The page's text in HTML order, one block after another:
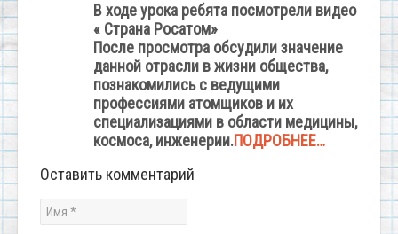
В ходе урока ребята посмотрели видео
« Страна Росатом»
После просмотра обсудили значение
данной отрасли в жизни общества,
познакомились с ведущими
профессиями атомщиков и их
специализациями в области медицины,
космоса, инженерии.ПОДРОБНЕЕ…
Оставить комментарий